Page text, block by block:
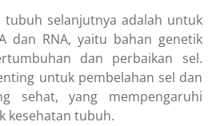
tubuh selanjutnya adalah untuk
dan RNA, yaitu bahan genetik
dan perbaikan sel.
untuk pembelahan sel dan
sehat, yang mempengaruhi
kesehatan tubuh.